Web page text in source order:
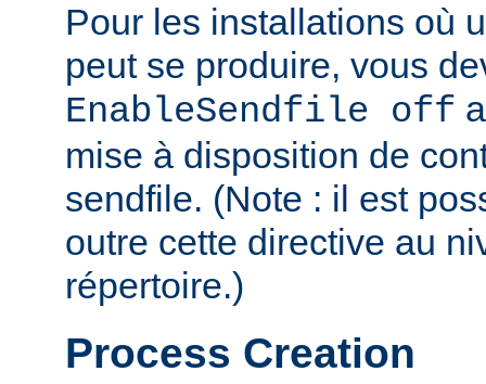
Pour les installations où
peut se produire, vous
EnableSendfile off
mise à disposition de
sendfile. (Note : il est
outre cette directive au
répertoire.)
Process Creation